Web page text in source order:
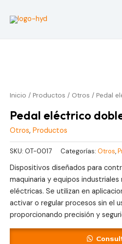
Inicio / Productos / Otros / Pedal
Pedal eléctrico
Otros, Productos
SKU: OT-0017 Categorías: Otros,
Dispositivos diseñados para
maquinaria y equipos
eléctricas. Se utilizan en
activar o regular procesos sin el
proporcionando precisión y